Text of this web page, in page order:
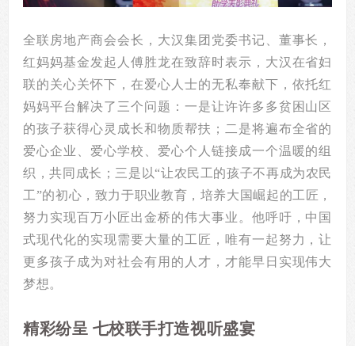
全联房地产商会会长，大汉集团党委书记、董事长，
红妈妈基金发起人傅胜龙在致辞时表示，大汉在省妇
联的关心关怀下，在爱心人士的无私奉献下，依托红
妈妈平台解决了三个问题：一是让许许多多贫困山区
的孩子获得心灵成长和物质帮扶；二是将遍布全省的
爱心企业、爱心学校、爱心个人链接成一个温暖的组
织，共同成长；三是以“让农民工的孩子不再成为农民
工”的初心，致力于职业教育，培养大国崛起的工匠，
努力实现百万小匠出金桥的伟大事业。他呼吁，中国
式现代化的实现需要大量的工匠，唯有一起努力，让
更多孩子成为对社会有用的人才，才能早日实现伟大
梦想。
精彩纷呈 七校联手打造视听盛宴